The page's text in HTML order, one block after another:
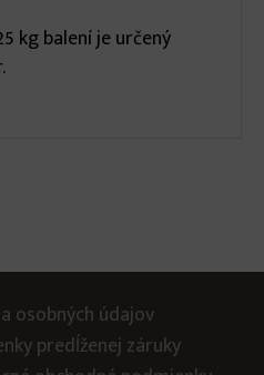
kg balení je určený
osobných údajov
predĺženej záruky